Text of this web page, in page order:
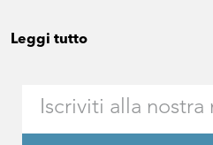
Leggi tutto